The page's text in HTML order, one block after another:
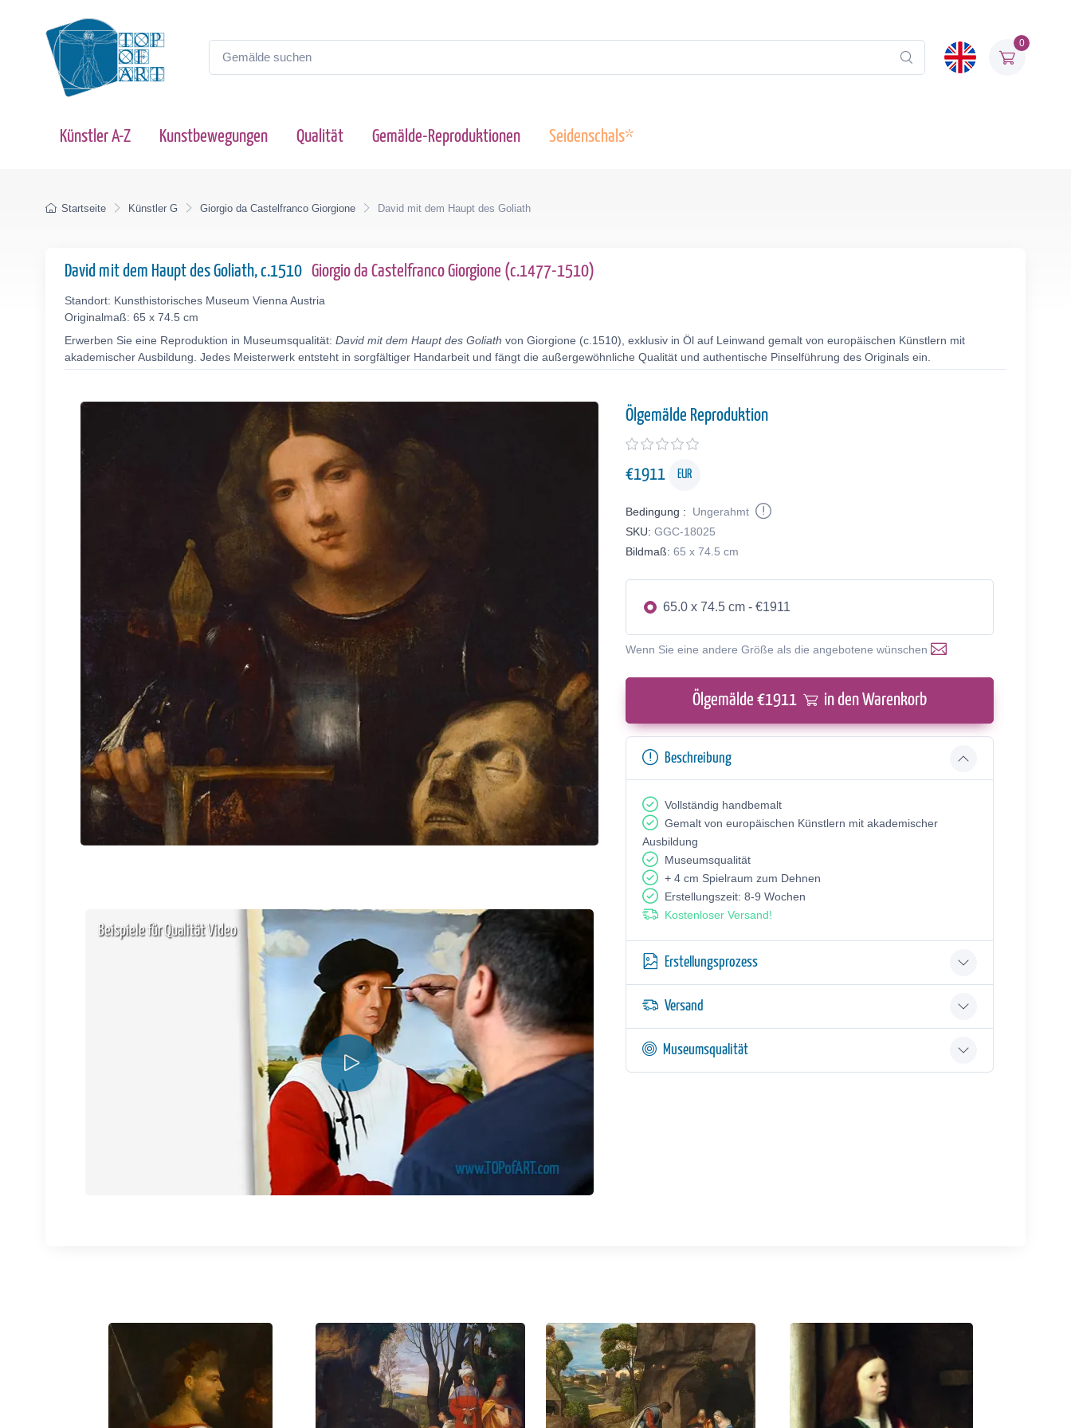
0
Künstler A-Z Kunstbewegungen Qualität Gemälde-Reproduktionen Seidenschals*
Startseite Künstler G Giorgio da Castelfranco Giorgione David mit dem Haupt des Goliath
David mit dem Haupt des Goliath, c.1510 Giorgio da Castelfranco Giorgione (c.1477-1510)
Standort: Kunsthistorisches Museum Vienna Austria
Originalmaß: 65 x 74.5 cm
Erwerben Sie eine Reproduktion in Museumsqualität: David mit dem Haupt des Goliath von Giorgione (c.1510), exklusiv in Öl auf Leinwand gemalt von europäischen Künstlern mit
akademischer Ausbildung. Jedes Meisterwerk entsteht in sorgfältiger Handarbeit und fängt die außergewöhnliche Qualität und authentische Pinselführung des Originals ein.
Beispiele für Qualität Video
Ölgemälde Reproduktion
€1911 EUR
Bedingung :
Ungerahmt
SKU: GGC-18025
Bildmaß: 65 x 74.5 cm
65.0 x 74.5 cm - €1911
Wenn Sie eine andere Größe als die angebotene wünschen
Ölgemälde €1911 in den Warenkorb
Beschreibung
Vollständig handbemalt
Gemalt von europäischen Künstlern mit akademischer
Ausbildung
Museumsqualität
+ 4 cm Spielraum zum Dehnen
Erstellungszeit: 8-9 Wochen
Kostenloser Versand!
Erstellungsprozess
Versand
Museumsqualität